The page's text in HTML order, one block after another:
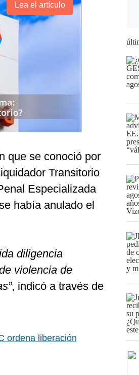
Lea el artículo
que se conoció por
Transitorio
Especializada
había anulado el
diligencia
violencia de
, indicó a través de
ordena liberación